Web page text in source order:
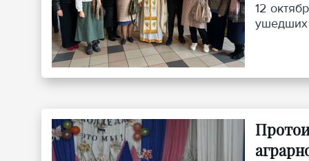
12
ушедших